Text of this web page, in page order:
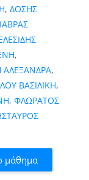
, ΔΟΣΗΣ
,
,
ΒΑΣΙΛΙΚΗ,
, ΦΛΩΡΑΤΟΣ
μάθημα